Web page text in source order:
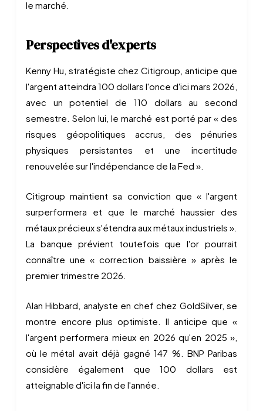
le marché.
Perspectives d'experts
Kenny Hu, stratégiste chez Citigroup, anticipe que
l'argent atteindra 100 dollars l'once d'ici mars 2026,
avec un potentiel de 110 dollars au second
semestre. Selon lui, le marché est porté par « des
risques géopolitiques accrus, des pénuries
physiques persistantes et une incertitude
renouvelée sur l'indépendance de la Fed ».
Citigroup maintient sa conviction que « l'argent
surperformera et que le marché haussier des
métaux précieux s'étendra aux métaux industriels ».
La banque prévient toutefois que l'or pourrait
connaître une « correction baissière » après le
premier trimestre 2026.
Alan Hibbard, analyste en chef chez GoldSilver, se
montre encore plus optimiste. Il anticipe que «
l'argent performera mieux en 2026 qu'en 2025 »,
où le métal avait déjà gagné 147 %. BNP Paribas
considère également que 100 dollars est
atteignable d'ici la fin de l'année.